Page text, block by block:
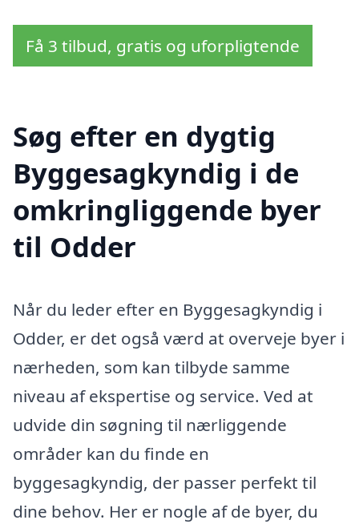
Få 3 tilbud, gratis og uforpligtende
Søg efter en dygtig
Byggesagkyndig i de
omkringliggende byer
til Odder
Når du leder efter en Byggesagkyndig i
Odder, er det også værd at overveje byer i
nærheden, som kan tilbyde samme
niveau af ekspertise og service. Ved at
udvide din søgning til nærliggende
områder kan du finde en
byggesagkyndig, der passer perfekt til
dine behov. Her er nogle af de byer, du